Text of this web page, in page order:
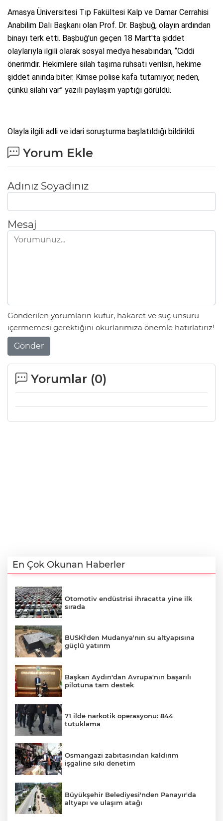
Amasya Üniversitesi Tıp Fakültesi Kalp ve Damar Cerrahisi
Anabilim Dalı Başkanı olan Prof. Dr. Başbuğ, olayın ardından
binayı terk etti. Başbuğ'un geçen 18 Mart'ta şiddet
olaylarıyla ilgili olarak sosyal medya hesabından, “Ciddi
önerimdir. Hekimlere silah taşıma ruhsatı verilsin, hekime
şiddet anında biter. Kimse polise kafa tutamıyor, neden,
çünkü silahı var” yazılı paylaşım yaptığı görüldü.
Olayla ilgili adli ve idari soruşturma başlatıldığı bildirildi.
Yorum Ekle
Adınız Soyadınız
Mesaj
Gönderilen yorumların küfür, hakaret ve suç unsuru
içermemesi gerektiğini okurlarımıza önemle hatırlatırız!
Gönder
Yorumlar (0)
En Çok Okunan Haberler
Otomotiv endüstrisi ihracatta yine ilk
sırada
BUSKİ'den Mudanya'nın su altyapısına
güçlü yatırım
Başkan Aydın'dan Avrupa'nın başarılı
pilotuna tam destek
71 ilde narkotik operasyonu: 844
tutuklama
Osmangazi zabıtasından kaldırım
işgaline sıkı denetim
Büyükşehir Belediyesi'nden Panayır'da
altyapı ve ulaşım atağı